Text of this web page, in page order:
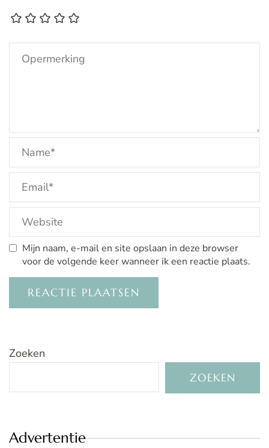
Mijn naam, e-mail en site opslaan in deze browser
voor de volgende keer wanneer ik een reactie plaats.
Zoeken
ZOEKEN
Advertentie